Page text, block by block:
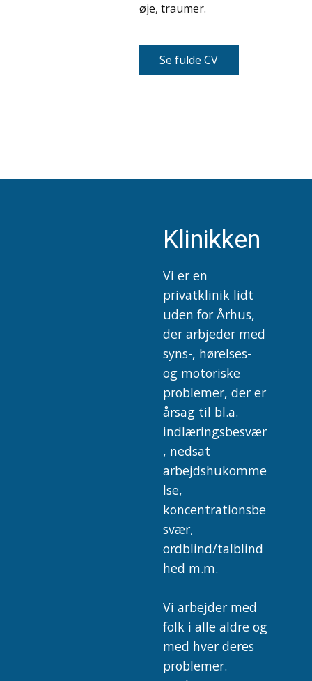
øje, traumer.
Se fulde CV
Klinikken
Vi er en
privatklinik lidt
uden for Århus,
der arbjeder med
syns-, hørelses-
og motoriske
problemer, der er
årsag til bl.a.
indlæringsbesvær
, nedsat
arbejdshukomme
lse,
koncentrationsbe
svær,
ordblind/talblind
hed m.m.
Vi arbejder med
folk i alle aldre og
med hver deres
problemer.